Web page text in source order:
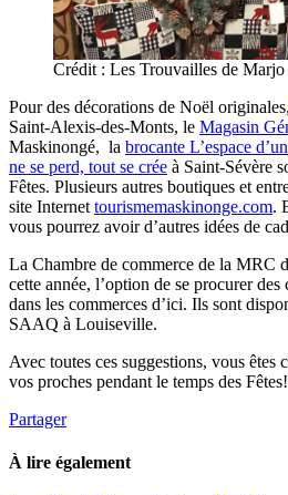
Crédit : Les Trouvailles de Marjo
Pour des décorations de Noël originales,
Saint-Alexis-des-Monts, le Magasin
Maskinongé, la brocante L’espace
ne se perd, tout se crée à Saint-Sévère
Fêtes. Plusieurs autres boutiques et
site Internet tourismemaskinonge.com.
vous pourrez avoir d’autres idées de
La Chambre de commerce de la MRC
cette année, l’option de se procurer des
dans les commerces d’ici. Ils sont
SAAQ à Louiseville.
Avec toutes ces suggestions, vous êtes
vos proches pendant le temps des Fêtes!
Partager
À lire également